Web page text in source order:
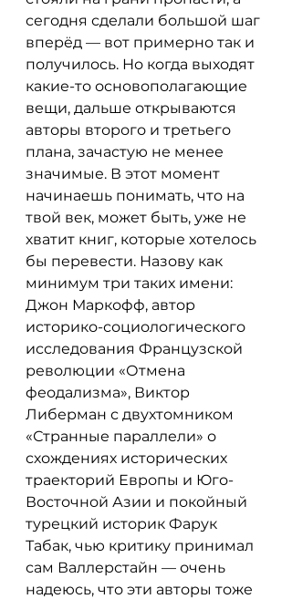
сегодня сделали большой шаг
вперёд — вот примерно так и
получилось. Но когда выходят
какие-то основополагающие
вещи, дальше открываются
авторы второго и третьего
плана, зачастую не менее
значимые. В этот момент
начинаешь понимать, что на
твой век, может быть, уже не
хватит книг, которые хотелось
бы перевести. Назову как
минимум три таких имени:
Джон Маркофф, автор
историко-социологического
исследования Французской
революции «Отмена
феодализма», Виктор
Либерман с двухтомником
«Странные параллели» о
схождениях исторических
траекторий Европы и Юго-
Восточной Азии и покойный
турецкий историк Фарук
Табак, чью критику принимал
сам Валлерстайн — очень
надеюсь, что эти авторы тоже